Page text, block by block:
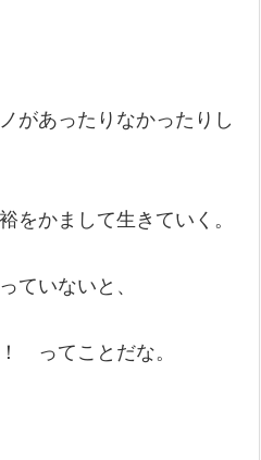
があったりなかったりし
をかまして生きていく。
ていないと、
ってことだな。